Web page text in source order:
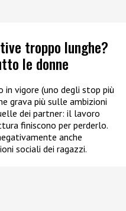
troppo lunghe?
le donne
vigore (uno degli stop più
grava più sulle ambizioni
dei partner: il lavoro
finiscono per perderlo.
anche
sociali dei ragazzi.